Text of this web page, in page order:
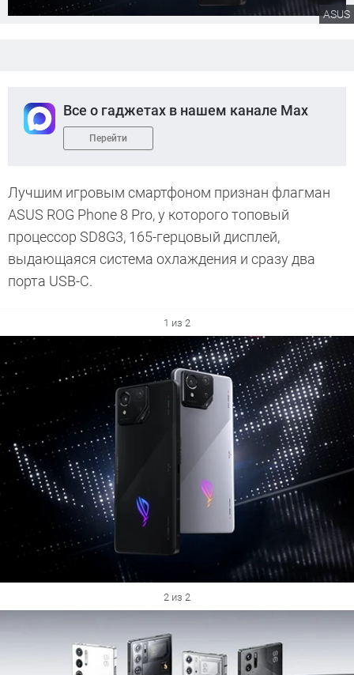
ASUS
Все о гаджетах в нашем канале Max
Перейти
Лучшим игровым смартфоном признан флагман
ASUS ROG Phone 8 Pro, у которого топовый
процессор SD8G3, 165-герцовый дисплей,
выдающаяся система охлаждения и сразу два
порта USB-C.
1 из 2
2 из 2